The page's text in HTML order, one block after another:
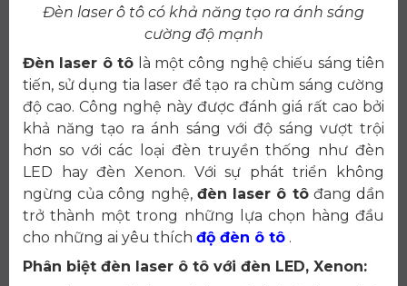
Đèn laser ô tô có khả năng tạo ra ánh sáng
cường độ mạnh
Đèn laser ô tô là một công nghệ chiếu sáng tiên
tiến, sử dụng tia laser để tạo ra chùm sáng cường
độ cao. Công nghệ này được đánh giá rất cao bởi
khả năng tạo ra ánh sáng với độ sáng vượt trội
hơn so với các loại đèn truyền thống như đèn
LED hay đèn Xenon. Với sự phát triển không
ngừng của công nghệ, đèn laser ô tôđang dần
trở thành một trong những lựa chọn hàng đầu
cho những ai yêu thích độ đèn ô tô .
Phân biệt đèn laser ô tô với đèn LED, Xenon: